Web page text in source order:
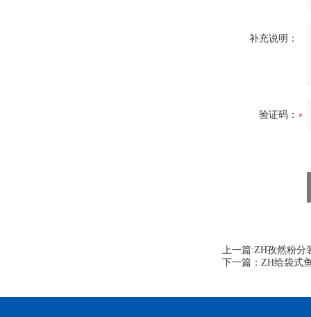
补充说明：
验证码：
上一篇:ZH孜然粉分
下一篇： ZH给袋式